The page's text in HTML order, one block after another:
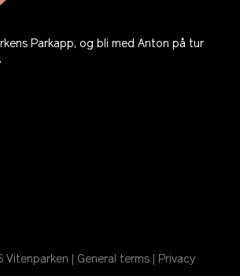
Parkapp, og bli med Anton på tur
| General terms
Privacy